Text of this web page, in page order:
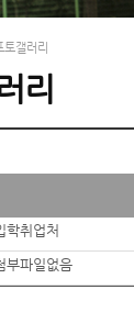
토갤러리
리
학취업처
부파일없음